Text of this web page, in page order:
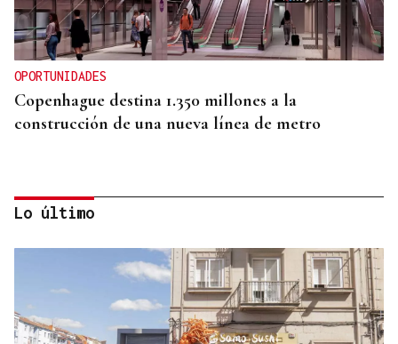
OPORTUNIDADES
Copenhague destina 1.350 millones a la
construcción de una nueva línea de metro
Lo último